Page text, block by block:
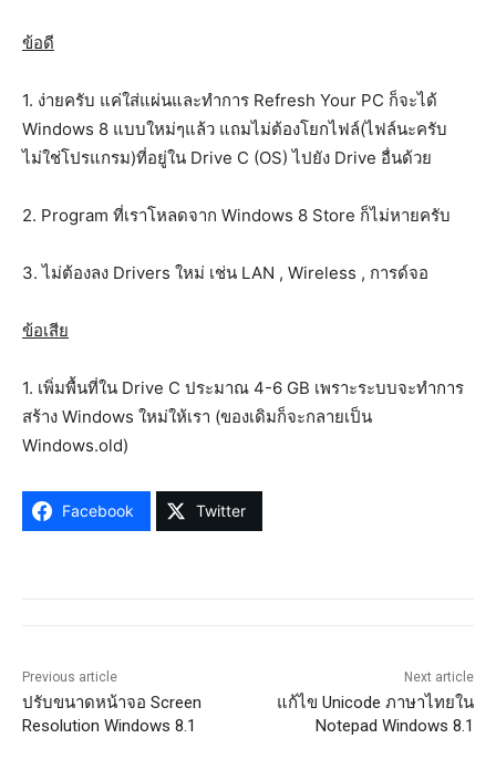
ข้อดี
1. ง่ายครับ แค่ใส่แผ่นและทำการ Refresh Your PC ก็จะได้
Windows 8 แบบใหม่ๆแล้ว แถมไม่ต้องโยกไฟล์(ไฟล์นะครับ
ไม่ใช่โปรแกรม)ที่อยู่ใน Drive C (OS) ไปยัง Drive อื่นด้วย
2. Program ที่เราโหลดจาก Windows 8 Store ก็ไม่หายครับ
3. ไม่ต้องลง Drivers ใหม่ เช่น LAN , Wireless , การด์จอ
ข้อเสีย
1. เพิ่มพื้นที่ใน Drive C ประมาณ 4-6 GB เพราะระบบจะทำการ
สร้าง Windows ใหม่ให้เรา (ของเดิมก็จะกลายเป็น
Windows.old)
Facebook Twitter
Previous article
ปรับขนาดหน้าจอ Screen
Resolution Windows 8.1
Next article
แก้ไข Unicode ภาษาไทยใน
Notepad Windows 8.1